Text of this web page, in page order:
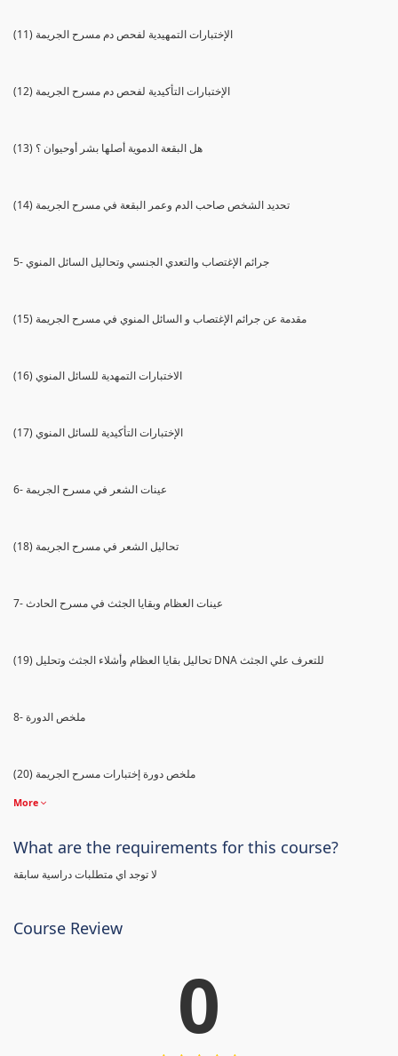
(11) الإختبارات التمهيدية لفحص دم مسرح الجريمة
(12) الإختبارات التأكيدية لفحص دم مسرح الجريمة
(13) هل البقعة الدموية أصلها بشر أوحيوان ؟
(14) تحديد الشخص صاحب الدم وعمر البقعة في مسرح الجريمة
5- جرائم الإغتصاب والتعدي الجنسي وتحاليل السائل المنوي
(15) مقدمة عن جرائم الإغتصاب و السائل المنوي في مسرح الجريمة
(16) الاختبارات التمهدية للسائل المنوي
(17) الإختبارات التأكيدية للسائل المنوي
6- عينات الشعر في مسرح الجريمة
(18) تحاليل الشعر في مسرح الجريمة
7- عينات العظام وبقايا الجثث في مسرح الحادث
(19) تحاليل بقايا العظام وأشلاء الجثث وتحليل DNA للتعرف علي الجثث
8- ملخص الدورة
(20) ملخص دورة إختبارات مسرح الجريمة
More
What are the requirements for this course?
لا توجد اي متطلبات دراسية سابقة
Course Review
0